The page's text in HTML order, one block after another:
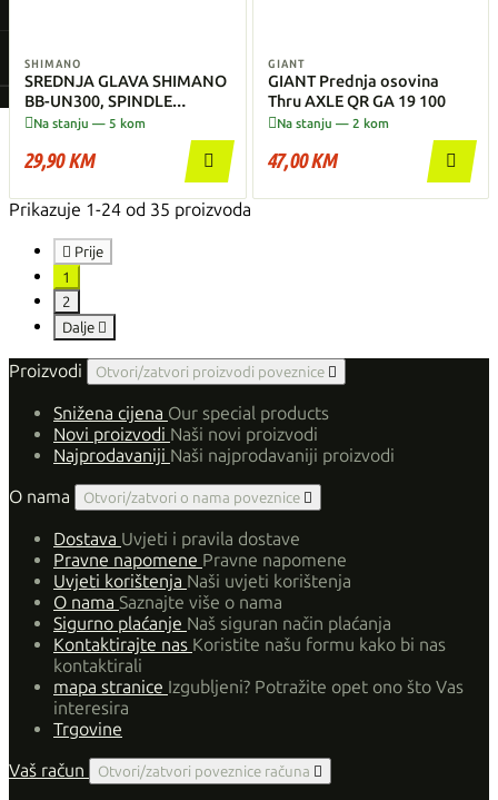
SHIMANO
SREDNJA GLAVA SHIMANO
BB-UN300, SPINDLE
SQUARE TYPE, SHELL BSA
Na stanju — 5 kom
29,90 KM 
GIANT
GIANT Prednja osovina
Thru AXLE QR GA 19 100
Na stanju — 2 kom
47,00 KM 
Prikazuje 1-24 od 35 proizvoda
 Prije
1
2
Dalje 
Proizvodi Otvori/zatvori proizvodi poveznice 
Snižena cijena Our special products
Novi proizvodi Naši novi proizvodi
Najprodavaniji Naši najprodavaniji proizvodi
O nama
Otvori/zatvori o nama poveznice 
Dostava Uvjeti i pravila dostave
Pravne napomene Pravne napomene
Uvjeti korištenja Naši uvjeti korištenja
O nama Saznajte više o nama
Sigurno plaćanje Naš siguran način plaćanja
Kontaktirajte nas Koristite našu formu kako bi nas
kontaktirali
mapa stranice Izgubljeni? Potražite opet ono što Vas
interesira
Trgovine
Vaš račun
Otvori/zatvori poveznice računa 